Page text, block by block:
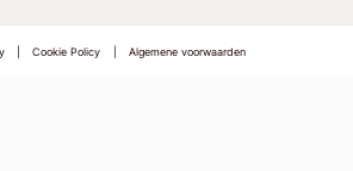
Cookie Policy Algemene voorwaarden